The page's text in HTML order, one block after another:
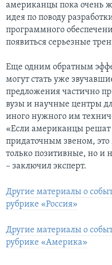
американцы пока очень
идея по поводу
программного
появиться серьезные
Еще одним обратным
могут стать уже
предложения частично
вузы и научные центры
иного нужного им
«Если американцы решат
придаточным звеном, это
только позитивные, но и
– заключил эксперт.
Другие материалы о
рубрике «Россия»
Другие материалы о
рубрике «Америка»